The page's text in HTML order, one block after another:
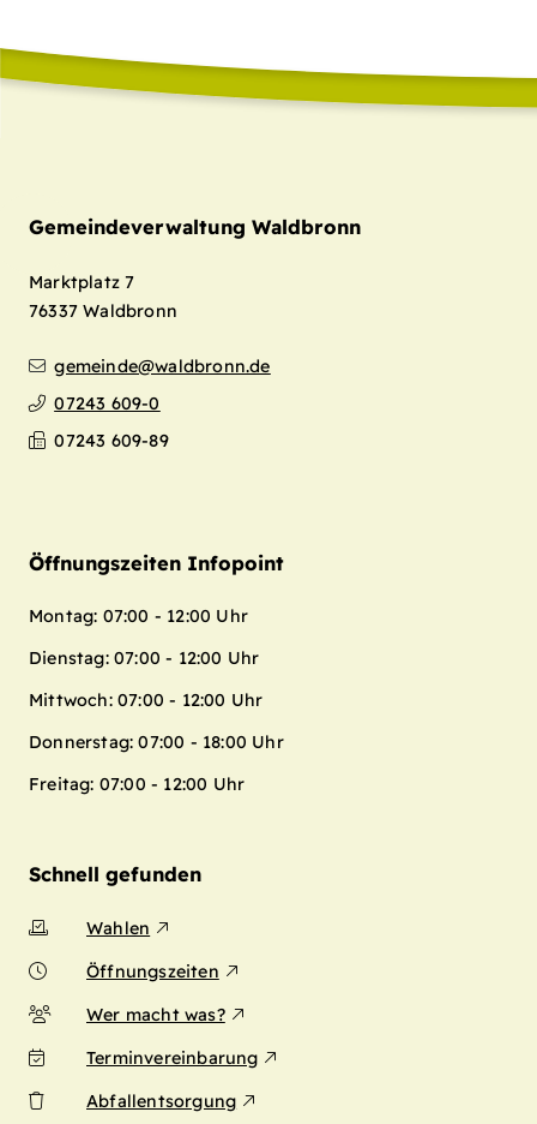
Gemeindeverwaltung Waldbronn
Marktplatz 7
76337 Waldbronn
gemeinde@waldbronn.de
07243 609-0
07243 609-89
Öffnungszeiten Infopoint
Montag: 07:00 - 12:00 Uhr
Dienstag: 07:00 - 12:00 Uhr
Mittwoch: 07:00 - 12:00 Uhr
Donnerstag: 07:00 - 18:00 Uhr
Freitag: 07:00 - 12:00 Uhr
Schnell gefunden
Wahlen
Öffnungszeiten
Wer macht was?
Terminvereinbarung
Abfallentsorgung